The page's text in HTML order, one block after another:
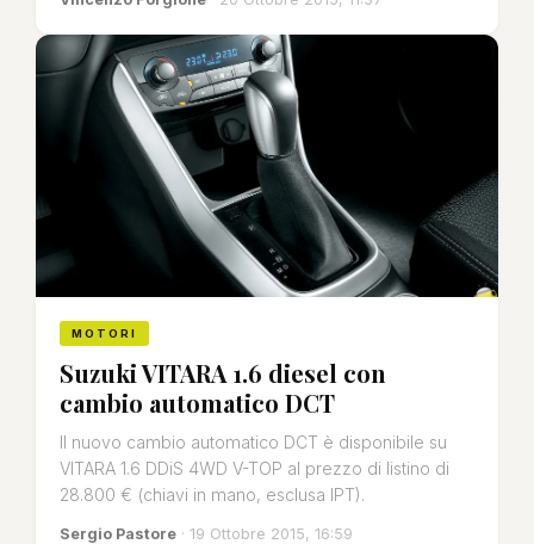
MOTORI
Suzuki VITARA 1.6 diesel con
cambio automatico DCT
Il nuovo cambio automatico DCT è disponibile su
VITARA 1.6 DDiS 4WD V-TOP al prezzo di listino di
28.800 € (chiavi in mano, esclusa IPT).
Sergio Pastore · 19 Ottobre 2015, 16:59